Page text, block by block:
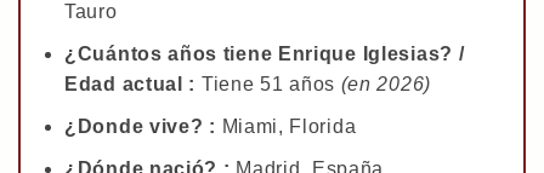
Tauro
¿Cuántos años tiene Enrique Iglesias? /
Edad actual : Tiene 51 años (en 2026)
¿Donde vive? : Miami, Florida
¿Dónde nació? : Madrid, España